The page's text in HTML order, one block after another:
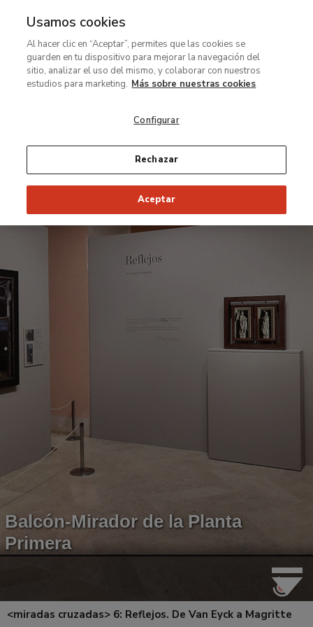
contenido
principal
<miradas cruzadas> 6: Reflejos. De Van Eyck a Magritte
Usamos cookies
Al hacer clic en “Aceptar”, permites que las cookies se
guarden en tu dispositivo para mejorar la navegación del
sitio, analizar el uso del mismo, y colaborar con nuestros
estudios para marketing. Más sobre nuestras cookies
Configurar
Rechazar
Aceptar